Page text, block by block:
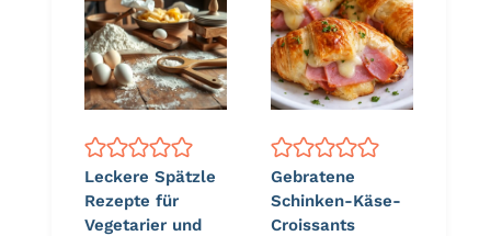
Leckere Spätzle
Rezepte für
Vegetarier und
Gebratene
Schinken-Käse-
Croissants